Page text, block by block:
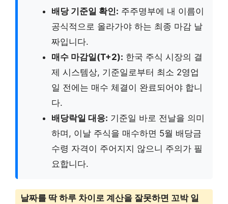
배당 기준일 확인: 주주명부에 내 이름이
공식적으로 올라가야 하는 최종 마감 날
짜입니다.
매수 마감일(T+2): 한국 주식 시장의 결
제 시스템상, 기준일로부터 최소 2영업
일 전에는 매수 체결이 완료되어야 합니
다.
배당락일 대응: 기준일 바로 전날을 의미
하며, 이날 주식을 매수하면 5월 배당금
수령 자격이 주어지지 않으니 주의가 필
요합니다.
날짜를 딱 하루 차이로 계산을 잘못하면 꼬박 일